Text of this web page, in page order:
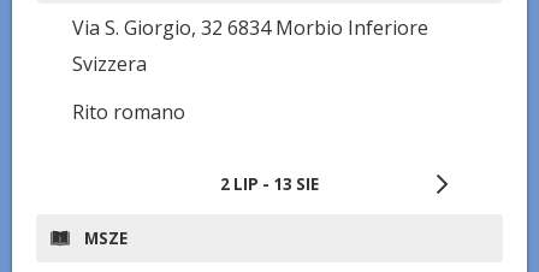
Via S. Giorgio, 32 6834 Morbio Inferiore
Svizzera
Rito romano
2 LIP - 13 SIE
MSZE